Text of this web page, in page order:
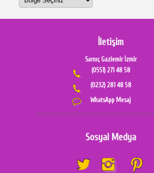
İletişim
Sarnıç Gaziemir İzmir
(0551) 271 48 58
(0232) 281 48 58
WhatsApp Mesaj
Sosyal Medya